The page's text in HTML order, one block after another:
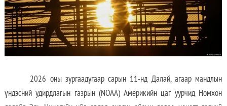
2026 оны зургаадугаар сарын 11-нд Далай, агаар мандлын
үндэсний удирдлагын газрын (NOAA) Америкийн цаг уурчид Номхон